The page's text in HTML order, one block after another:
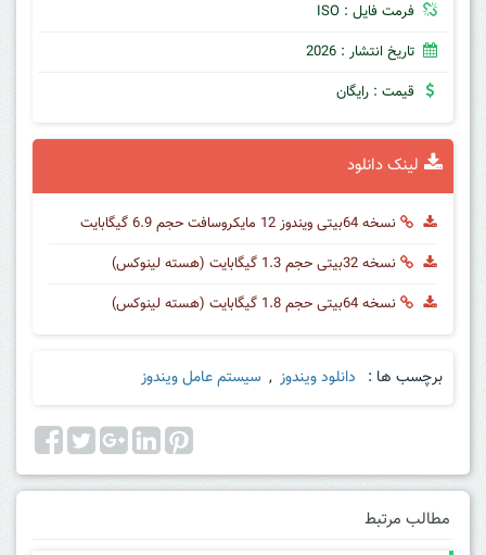
فرمت فایل : ISO
تاریخ انتشار : 2026
قیمت : رایگان
لینک دانلود
نسخه 64بیتی ویندوز 12 مایکروسافت حجم 6.9 گیگابایت
نسخه 32بیتی حجم 1.3 گیگابایت (هسته لینوکس)
نسخه 64بیتی حجم 1.8 گیگابایت (هسته لینوکس)
برچسب ها : دانلود ویندوز , سیستم عامل ویندوز
مطالب مرتبط